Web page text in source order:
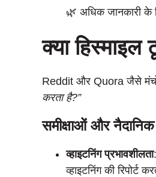
🌿 अधिक जानकारी के
क्या
Reddit और Quora जैसे मंचों
करता है?”
समीक्षाओं और
व्हाइटनिंग प्रभावशीलता
व्हाइटनिंग की रिपोर्ट